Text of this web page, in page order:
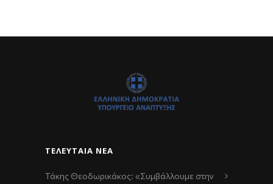
ΤΕΛΕΥΤΑΊΑ ΝΈΑ
Τάκης Θεοδωρικάκος: «Συμβάλλουμε στην